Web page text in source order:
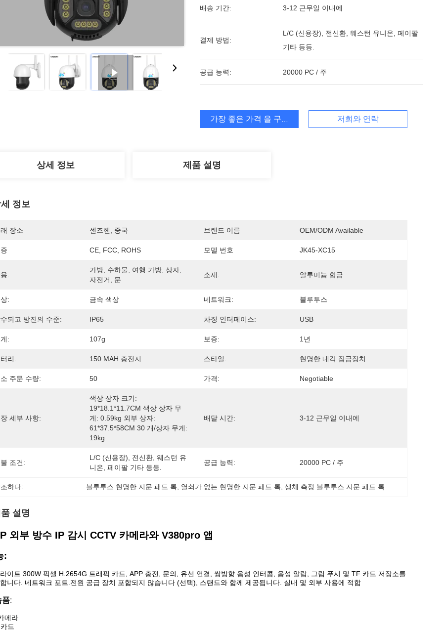
배송 기간: 3-12 근무일 이내에
결제 방법:
L/C (신용장), 전신환, 웨스턴 유니온, 페이팔
기타 등등.
공급 능력: 20000 PC / 주
가장 좋은 가격 을 구하라 저희와 연락
상세 정보 제품 설명
정보
장소 센즈헨, 중국 브랜드 이름 OEM/ODM Available
CE, FCC, ROHS 모델 번호 JK45-XC15
:
가방, 수하물, 여행 가방, 상자,
자전거, 문
소재: 알루미늄 합금
: 금속 색상 네트워크: 블루투스
되고 방진의 수준: IP65 차징 인터페이스: USB
: 107g 보증: 1년
리: 150 MAH 충전지 스타일: 현명한 내각 잠금장치
주문 수량: 50 가격: Negotiable
장 세부 사항:
색상 상자 크기:
19*18.1*11.7CM 색상 상자 무
게: 0.59kg 외부 상자:
61*37.5*58CM 30 개/상자 무게:
19kg
배달 시간: 3-12 근무일 이내에
조건:
L/C (신용장), 전신환, 웨스턴 유
니온, 페이팔 기타 등등.
공급 능력: 20000 PC / 주
하다: 블루투스 현명한 지문 패드 록 열쇠가 없는 현명한 지문 패드 록 , 생체 측정 블루투스 지문 패드 록
설명
외부 방수 IP 감시 CCTV 카메라와 V380pro 앱
:
이트 300W 픽셀 H.2654G 트래픽 카드, APP 충전, 문의, 유선 연결, 쌍방향 음성 인터콤, 음성 알람, 그림 푸시 및 TF 카드 저장소를
니다. 네트워크 포트.전원 공급 장치 포함되지 않습니다 (선택), 스탠드와 함께 제공됩니다. 실내 및 외부 사용에 적합
품:
메라
드